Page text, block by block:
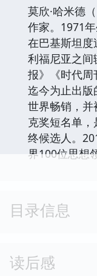
莫欣·哈米德
作家。1971
在巴基斯坦度
利福尼亚之
报》《时代周
迄今为止出
世界畅销，
克奖短名单
终候选人。
界100位思想
目录信息
读后感